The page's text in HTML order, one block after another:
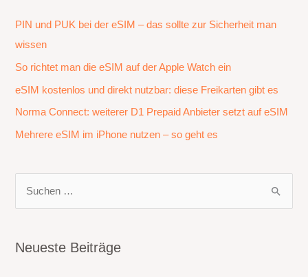
PIN und PUK bei der eSIM – das sollte zur Sicherheit man
wissen
So richtet man die eSIM auf der Apple Watch ein
eSIM kostenlos und direkt nutzbar: diese Freikarten gibt es
Norma Connect: weiterer D1 Prepaid Anbieter setzt auf eSIM
Mehrere eSIM im iPhone nutzen – so geht es
h
Neueste Beiträge